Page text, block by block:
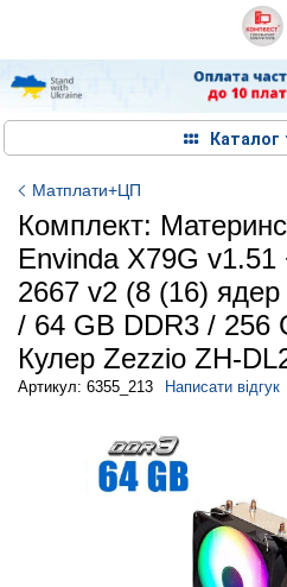
Каталог
Матплати+ЦП
Комплект:
Envinda X79G
2667 v2 (8 (16)
/ 64 GB DDR3 / 256
Кулер Zezzio ZH-
Артикул: 6355_213 Написати відгук